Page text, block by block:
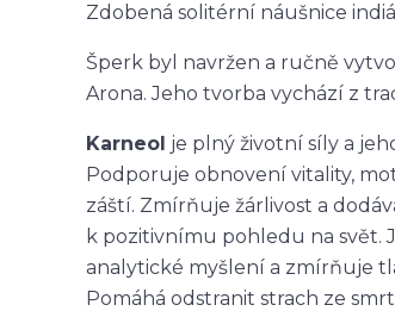
Zdobená solitérní náušnice
Šperk byl navržen a ručně
Arona. Jeho tvorba vychází z
Karneol je plný životní síly a
Podporuje obnovení vitality,
záští. Zmírňuje žárlivost a
k pozitivnímu pohledu na svět.
analytické myšlení a zmírňuje
Pomáhá odstranit strach ze